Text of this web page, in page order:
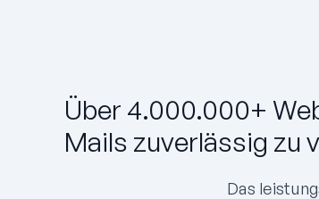
Über 4.000.000+
Mails zuverlässig zu
Das